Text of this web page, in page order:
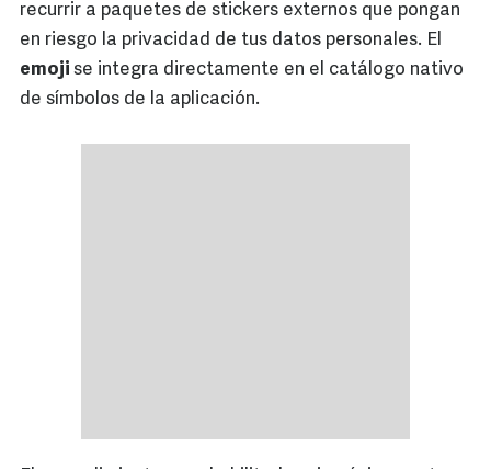
recurrir a paquetes de stickers externos que pongan
en riesgo la privacidad de tus datos personales. El
emoji se integra directamente en el catálogo nativo
de símbolos de la aplicación.